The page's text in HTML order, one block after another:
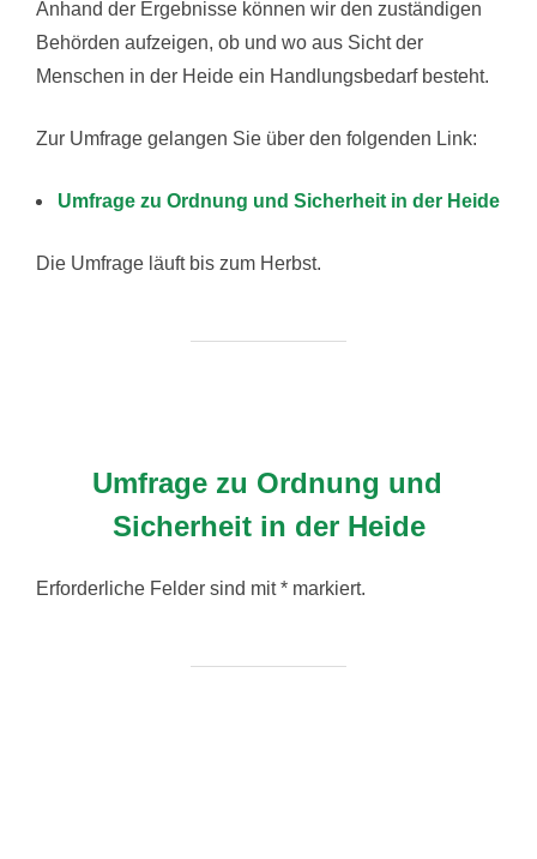
Anhand der Ergebnisse können wir den zuständigen
Behörden aufzeigen, ob und wo aus Sicht der
Menschen in der Heide ein Handlungsbedarf besteht.
Zur Umfrage gelangen Sie über den folgenden Link:
Umfrage zu Ordnung und Sicherheit in der Heide
Die Umfrage läuft bis zum Herbst.
Umfrage zu Ordnung und
Sicherheit in der Heide
Erforderliche Felder sind mit * markiert.